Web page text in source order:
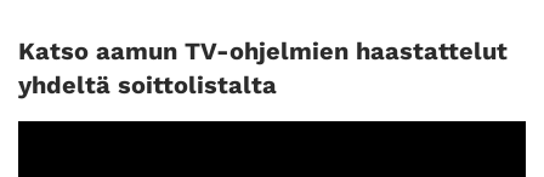
Katso aamun TV-ohjelmien haastattelut
yhdeltä soittolistalta